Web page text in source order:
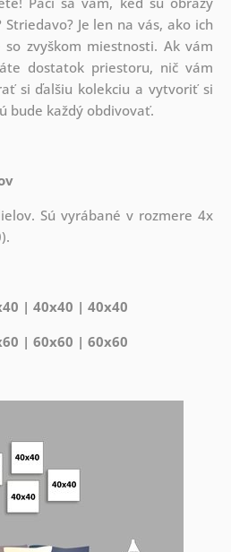
Je len na vás, ako ich
zvyškom miestnosti. Ak vám
dostatok priestoru, nič vám
si ďalšiu kolekciu a vytvoriť si
bude každý obdivovať.
Sú vyrábané v rozmere 4x
| 40x40 | 40x40
| 60x60 | 60x60